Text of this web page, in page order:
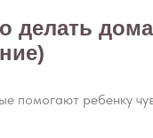
делать
помогают ребенку